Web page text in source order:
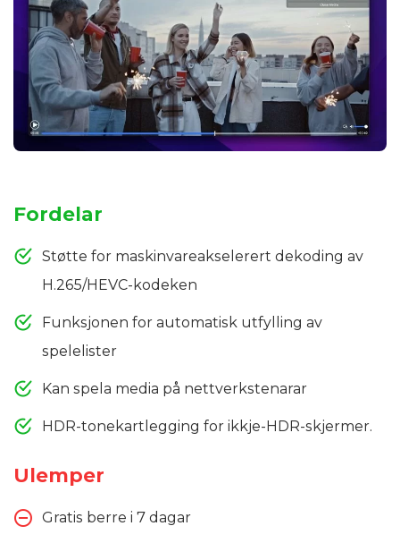
Fordelar
Støtte for maskinvareakselerert dekoding av
H.265/HEVC-kodeken
Funksjonen for automatisk utfylling av
spelelister
Kan spela media på nettverkstenarar
HDR-tonekartlegging for ikkje-HDR-skjermer.
Ulemper
Gratis berre i 7 dagar